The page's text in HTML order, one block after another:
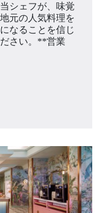
シェフが、味覚
元の人気料理を
なることを信じ
さい。**営業